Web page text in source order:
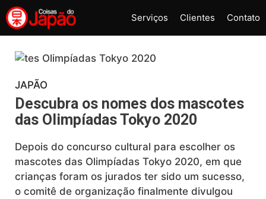
Pular
para
o
conteúdo
Serviços Clientes Contato
JAPÃO
Descubra os nomes dos mascotes
das Olimpíadas Tokyo 2020
Depois do concurso cultural para escolher os
mascotes das Olimpíadas Tokyo 2020, em que
crianças foram os jurados ter sido um sucesso,
o comitê de organização finalmente divulgou